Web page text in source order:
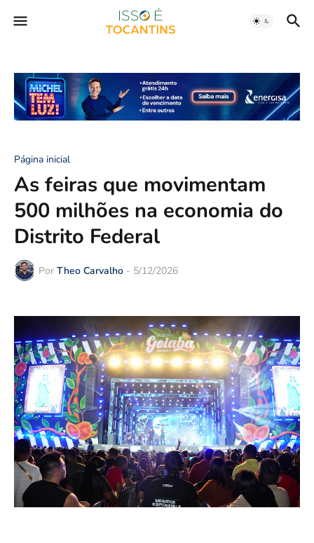
Página inicial
As feiras que movimentam
500 milhões na economia do
Distrito Federal
Por Theo Carvalho - 5/12/2026